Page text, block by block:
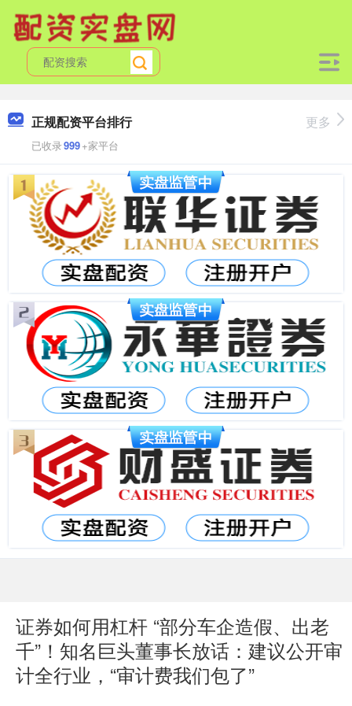
正规配资平台排行
已收录999+家平台
更多
证券如何用杠杆 “部分车企造假、出老
千”！知名巨头董事长放话：建议公开审
计全行业，“审计费我们包了”